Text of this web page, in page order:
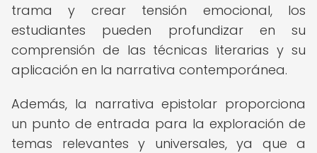
trama y crear tensión emocional, los
estudiantes pueden profundizar en su
comprensión de las técnicas literarias y su
aplicación en la narrativa contemporánea.
Además, la narrativa epistolar proporciona
un punto de entrada para la exploración de
temas relevantes y universales, ya que a